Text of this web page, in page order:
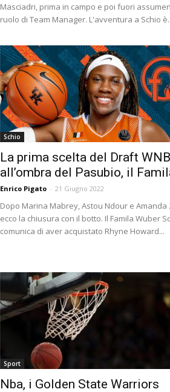
Masciadri, prima in campo e poi fuori
ruolo di Team Manager. L'avventura a Schio
Schio
La prima scelta del Draft
all’ombra del Pasubio, il
Enrico Pigato - 21 Giugno 2022
Dopo Marina Mabrey, Astou Ndour e Amanda
ecco la chiusura con il botto. Il Famila Wuber
comunica di aver acquistato Rhyne Howard...
Sport
Nba, i Golden State Warriors